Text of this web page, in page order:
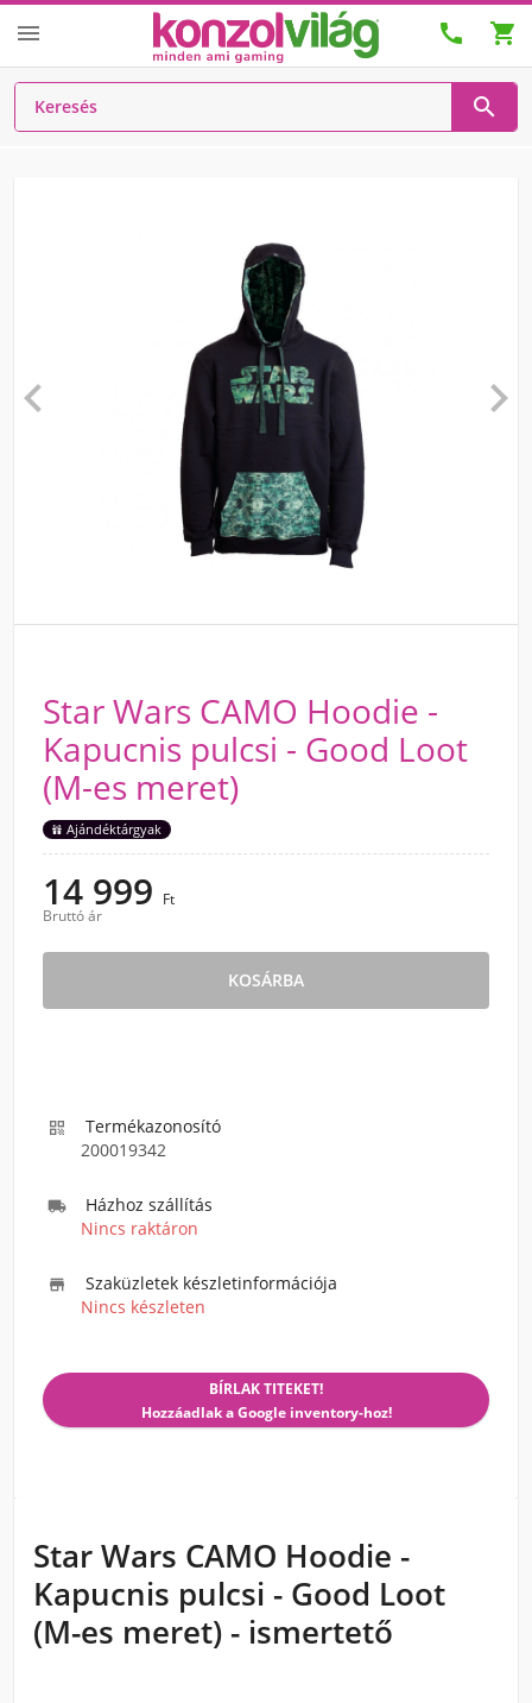
  

 
Star Wars CAMO Hoodie -
Kapucnis pulcsi - Good Loot
(M-es meret)
Ajándéktárgyak
14 999 Ft
Bruttó ár
KOSÁRBA

Termékazonosító
200019342

Házhoz szállítás
Nincs raktáron

Szaküzletek készletinformációja
Nincs készleten
BÍRLAK TITEKET!
Hozzáadlak a Google inventory-hoz!
Star Wars CAMO Hoodie -
Kapucnis pulcsi - Good Loot
(M-es meret) - ismertető